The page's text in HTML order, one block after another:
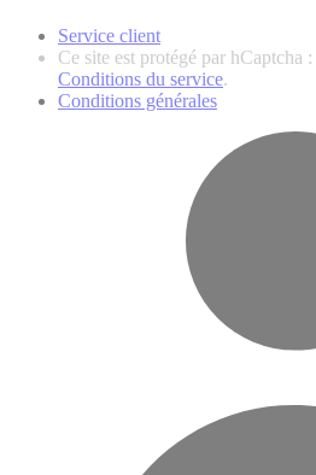
Service client
Ce site est protégé par hCaptcha :
Conditions du service.
Conditions générales